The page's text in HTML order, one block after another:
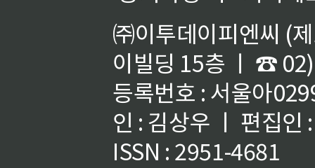
㈜이투데이피엔씨 (
이빌딩 15층 ㅣ ☎
등록번호 : 서울아
인 : 김상우 ㅣ 편집인
ISSN : 2951-4681